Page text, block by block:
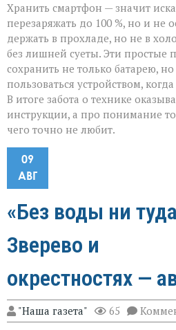
Хранить смартфон — значит
перезаряжать до 100 %, но и не
держать в прохладе, но не в
без лишней суеты. Эти
сохранить не только батарею,
пользоваться устройством,
В итоге забота о технике
инструкции, а про понимание
чего точно не любит.
09
АВГ
«Без воды ни
Зверево и
окрестностях —
"Наша газета" 65